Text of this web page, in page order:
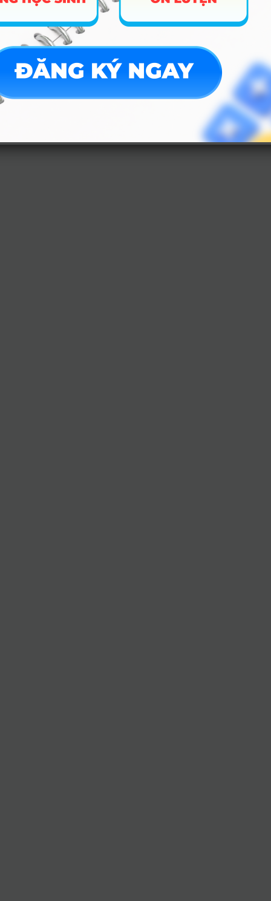
Tin tuyển sinh Đại học
Về chúng tôi
Liên hệ
Điều khoản dịch vụ
Chính sách bảo mật